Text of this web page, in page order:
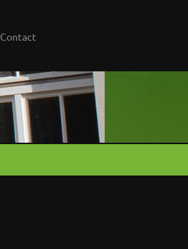
Contact